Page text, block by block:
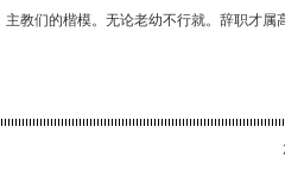
教们的楷模。无论老幼不行就。辞职才属